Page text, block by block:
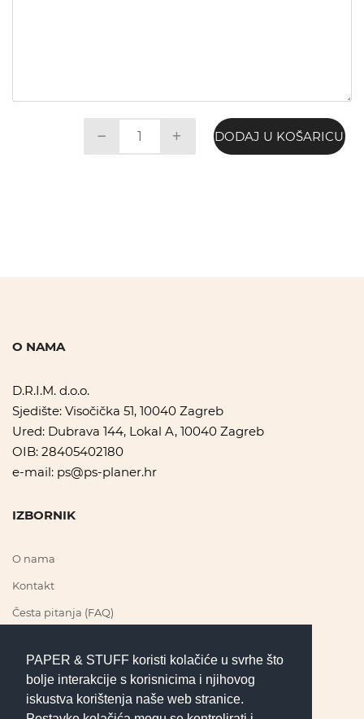
PAPER & STUFF koristi kolačiće u svrhe što
bolje interakcije s korisnicima i njihovog
iskustva korištenja naše web stranice.
DODAJ U KOŠARICU
O NAMA
D.R.I.M. d.o.o.
Sjedište: Visočička 51, 10040 Zagreb
Ured: Dubrava 144, Lokal A, 10040 Zagreb
OIB: 28405402180
e-mail: ps@ps-planer.hr
IZBORNIK
O nama
Kontakt
Česta pitanja (FAQ)
PRATI NAS